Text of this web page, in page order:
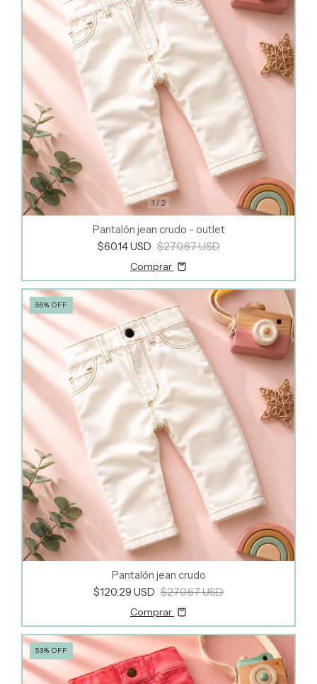
1 /2
Pantalón jean crudo - outlet
$60.14 USD $270.67 USD
Comprar
56% OFF
Pantalón jean crudo
$120.29 USD $270.67 USD
Comprar
53% OFF